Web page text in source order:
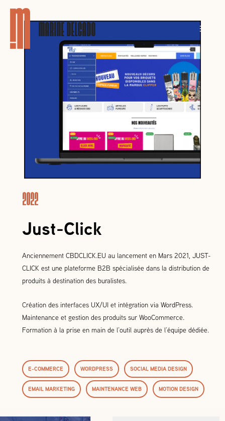
MARINE DELGADO
2022
Just-Click
Anciennement CBDCLICK.EU au lancement en Mars 2021, JUST-
CLICK est une plateforme B2B spécialisée dans la distribution de
produits à destination des buralistes.
Création des interfaces UX/UI et intégration via WordPress.
Maintenance et gestion des produits sur WooCommerce.
Formation à la prise en main de l’outil auprès de l’équipe dédiée.
E-COMMERCE WORDPRESS SOCIAL MEDIA DESIGN
EMAIL MARKETING MAINTENANCE WEB MOTION DESIGN